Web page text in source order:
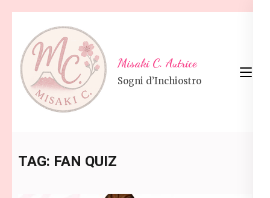
content
(Press
Enter)
Misaki C. Autrice
Sogni d’Inchiostro
TAG: FAN QUIZ